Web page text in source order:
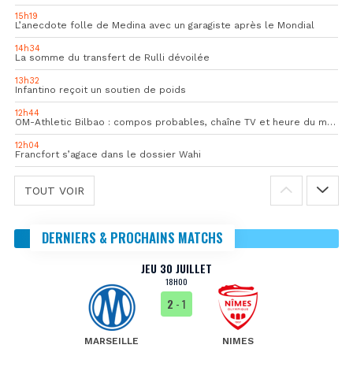
15h19
L’anecdote folle de Medina avec un garagiste après le Mondial
14h34
La somme du transfert de Rulli dévoilée
13h32
Infantino reçoit un soutien de poids
12h44
OM-Athletic Bilbao : compos probables, chaîne TV et heure du match
12h04
Francfort s’agace dans le dossier Wahi
TOUT VOIR
DERNIERS & PROCHAINS MATCHS
JEU 30 JUILLET
18H00
MARSEILLE
2 - 1
NIMES